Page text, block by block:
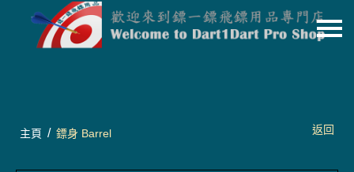
主頁 / 鏢身 Barrel 返回